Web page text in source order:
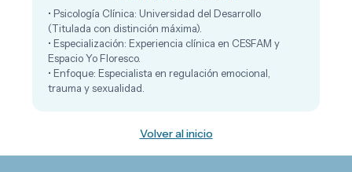
• Psicología Clínica: Universidad del Desarrollo
(Titulada con distinción máxima).
• Especialización: Experiencia clínica en CESFAM y
Espacio Yo Floresco.
• Enfoque: Especialista en regulación emocional,
trauma y sexualidad.
Volver al inicio